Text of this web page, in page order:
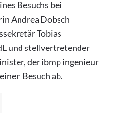
Besuchs bei
Andrea Dobsch
Tobias
und stellvertretender
der ibmp ingenieur
Besuch ab.